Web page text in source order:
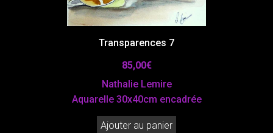
Transparences 7
85,00€
Nathalie Lemire
Aquarelle 30x40cm encadrée
Ajouter au panier